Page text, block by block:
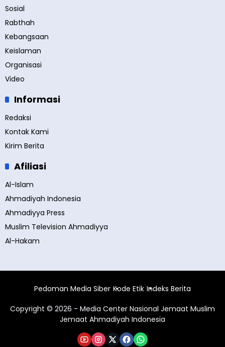
Sosial
Rabthah
Kebangsaan
Keislaman
Organisasi
Video
Informasi
Redaksi
Kontak Kami
Kirim Berita
Afiliasi
Al-Islam
Ahmadiyah Indonesia
Ahmadiyya Press
Muslim Television Ahmadiyya
Al-Hakam
Pedoman Media Siber Kode Etik Indeks Berita
Copyright © 2026 - Media Center Nasional Jemaat Muslim
Jemaat Ahmadiyah Indonesia